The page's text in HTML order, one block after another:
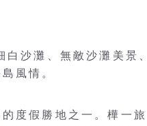
沙灘、無敵沙灘美景、
風情。
度假勝地之一。樺一旅